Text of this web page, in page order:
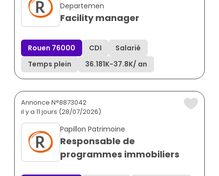
Departemen
Facility manager
Rouen 76000 CDI
Salarié
Temps plein
36.181K-37.8K/ an
Annonce N°8873042
il y a 11 jours (28/07/2026)
Papillon Patrimoine
Responsable de
programmes immobiliers